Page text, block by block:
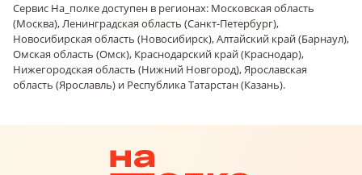
Сервис На_полке доступен в регионах: Московская область
(Москва), Ленинградская область (Санкт-Петербург),
Новосибирская область (Новосибирск), Алтайский край (Барнаул),
Омская область (Омск), Краснодарский край (Краснодар),
Нижегородская область (Нижний Новгород), Ярославская
область (Ярославль) и Республика Татарстан (Казань).